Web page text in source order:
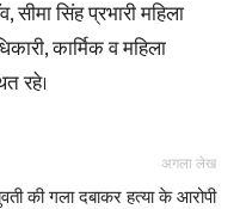
सीमा सिंह प्रभारी महिला
कार्मिक व महिला
रहे।
अगला लेख
की गला दबाकर हत्या के आरोपी